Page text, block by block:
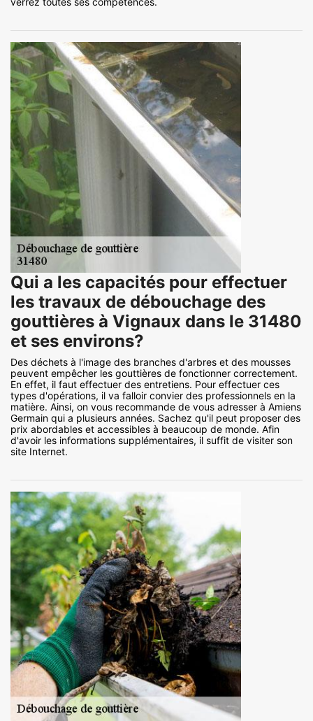
Qui a les capacités pour effectuer
les travaux de débouchage des
gouttières à Vignaux dans le 31480
et ses environs?
Des déchets à l'image des branches d'arbres et des mousses
peuvent empêcher les gouttières de fonctionner correctement.
En effet, il faut effectuer des entretiens. Pour effectuer ces
types d'opérations, il va falloir convier des professionnels en la
matière. Ainsi, on vous recommande de vous adresser à Amiens
Germain qui a plusieurs années. Sachez qu'il peut proposer des
prix abordables et accessibles à beaucoup de monde. Afin
d'avoir les informations supplémentaires, il suffit de visiter son
site Internet.